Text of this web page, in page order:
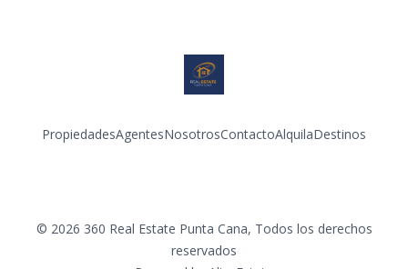
PropiedadesAgentesNosotrosContactoAlquilaDestinos
© 2026 360 Real Estate Punta Cana, Todos los derechos
reservados